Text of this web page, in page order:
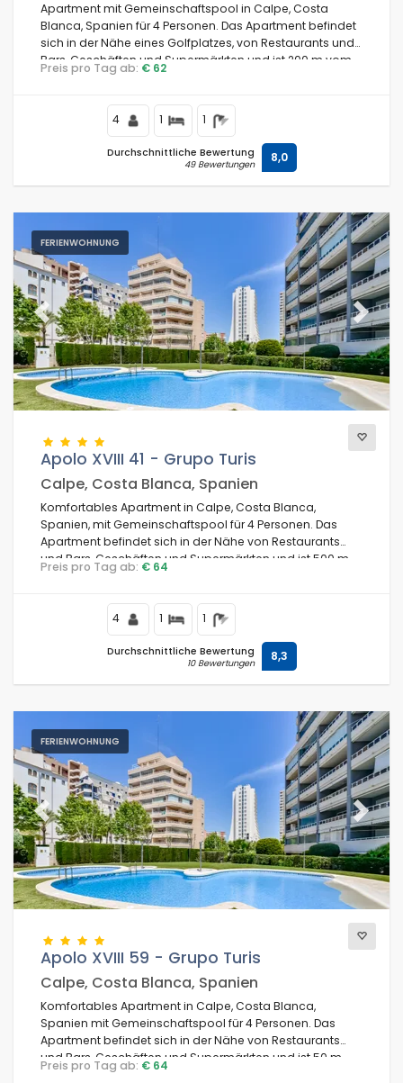
Bedingungen
Komfort
Dienste
Blicke
Weitere Kategorien
Apartment mit Gemeinschaftspool in Calpe, Costa
Blanca, Spanien für 4 Personen. Das Apartment befindet
sich in der Nähe eines Golfplatzes, von Restaurants und
Bars, Geschäften und Supermärkten und ist 200 m vom
Strand La Fossa / Levante entfernt.
Preis pro Tag ab: € 62
4 1 1
Durchschnittliche Bewertung
49 Bewertungen 8,0
FERIENWOHNUNG
Previous Next
Apolo XVIII 41 - Grupo Turis
Calpe, Costa Blanca, Spanien
Komfortables Apartment in Calpe, Costa Blanca,
Spanien, mit Gemeinschaftspool für 4 Personen. Das
Apartment befindet sich in der Nähe von Restaurants
und Bars, Geschäften und Supermärkten und ist 500 m
vom Playa Cantal Roig und Playa Levante Strand
Preis pro Tag ab: € 64
4 1 1
Durchschnittliche Bewertung
10 Bewertungen 8,3
FERIENWOHNUNG
Previous Next
Apolo XVIII 59 - Grupo Turis
Calpe, Costa Blanca, Spanien
Komfortables Apartment in Calpe, Costa Blanca,
Spanien mit Gemeinschaftspool für 4 Personen. Das
Apartment befindet sich in der Nähe von Restaurants
und Bars, Geschäften und Supermärkten und ist 50 m
vom Cantal Roig Strand entfernt.
Preis pro Tag ab: € 64